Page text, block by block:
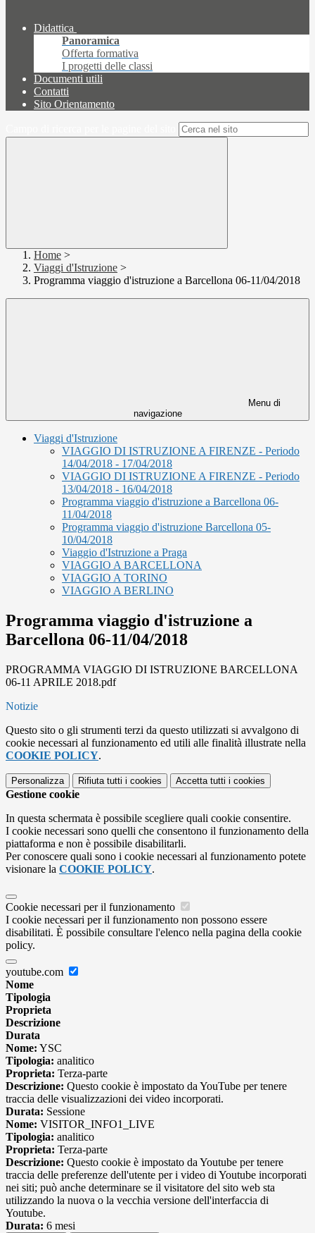
Didattica
Panoramica
Offerta formativa
I progetti delle classi
Documenti utili
Contatti
Sito Orientamento
Home >
Viaggi d'Istruzione >
Programma viaggio d'istruzione a Barcellona 06-11/04/2018
Menu di
navigazione
Viaggi d'Istruzione
VIAGGIO DI ISTRUZIONE A FIRENZE - Periodo
14/04/2018 - 17/04/2018
VIAGGIO DI ISTRUZIONE A FIRENZE - Periodo
13/04/2018 - 16/04/2018
Programma viaggio d'istruzione a Barcellona 06-
11/04/2018
Programma viaggio d'istruzione Barcellona 05-
10/04/2018
Viaggio d'Istruzione a Praga
VIAGGIO A BARCELLONA
VIAGGIO A TORINO
VIAGGIO A BERLINO
Programma viaggio d'istruzione a
Barcellona 06-11/04/2018
PROGRAMMA VIAGGIO DI ISTRUZIONE BARCELLONA
06-11 APRILE 2018.pdf
Notizie
Questo sito o gli strumenti terzi da questo utilizzati si avvalgono di
cookie necessari al funzionamento ed utili alle finalità illustrate nella
COOKIE POLICY.
Personalizza Rifiuta tutti i cookies Accetta tutti i cookies
Gestione cookie
In questa schermata è possibile scegliere quali cookie consentire.
I cookie necessari sono quelli che consentono il funzionamento della
piattaforma e non è possibile disabilitarli.
Per conoscere quali sono i cookie necessari al funzionamento potete
visionare la COOKIE POLICY.
Cookie necessari per il funzionamento
I cookie necessari per il funzionamento non possono essere
disabilitati. È possibile consultare l'elenco nella pagina della cookie
policy.
youtube.com
Nome
Tipologia
Proprieta
Descrizione
Durata
Nome: YSC
Tipologia: analitico
Proprieta: Terza-parte
Descrizione: Questo cookie è impostato da YouTube per tenere
traccia delle visualizzazioni dei video incorporati.
Durata: Sessione
Nome: VISITOR_INFO1_LIVE
Tipologia: analitico
Proprieta: Terza-parte
Descrizione: Questo cookie è impostato da Youtube per tenere
traccia delle preferenze dell'utente per i video di Youtube incorporati
nei siti; può anche determinare se il visitatore del sito web sta
utilizzando la nuova o la vecchia versione dell'interfaccia di
Youtube.
Durata: 6 mesi